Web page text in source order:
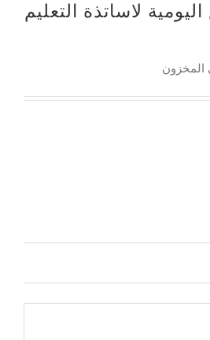
لاساتذة التعليم
المخزون